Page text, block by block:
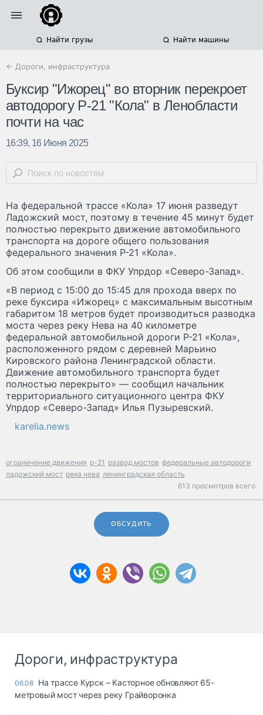
Найти грузы Найти машины
← Дороги, инфраструктура
Буксир "Ижорец" во вторник перекроет
автодорогу Р-21 "Кола" в Ленобласти
почти на час
16:39, 16 Июня 2025
На федеральной трассе «Кола» 17 июня разведут
Ладожский мост, поэтому в течение 45 минут будет
полностью перекрыто движение автомобильного
транспорта на дороге общего пользования
федерального значения Р-21 «Кола».
Об этом сообщили в ФКУ Упрдор «Северо-Запад».
«В период с 15:00 до 15:45 для прохода вверх по
реке буксира «Ижорец» с максимальным высотным
габаритом 18 метров будет производиться разводка
моста через реку Нева на 40 километре
федеральной автомобильной дороги Р-21 «Кола»,
расположенного рядом с деревней Марьино
Кировского района Ленинградской области.
Движение автомобильного транспорта будет
полностью перекрыто» — сообщил начальник
территориального ситуационного центра ФКУ
Упрдор «Северо-Запад» Илья Пузыревский.
karelia.news
ограничение движения р-21 развод мостов федеральные автодороги
ладожский мост река нева ленинградская область
613 просмотров всего.
ОБСУДИТЬ
Дороги, инфраструктура
06.08 На трассе Курск – Касторное обновляют 65-
метровый мост через реку Грайворонка